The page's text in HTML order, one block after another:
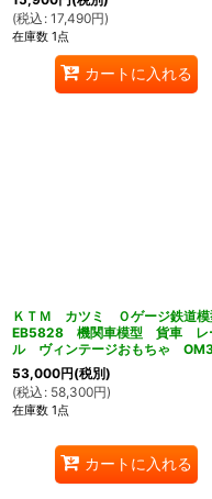
(税込 : 17,490円)
在庫数 1点
カートに入れる
ＫＴＭ カツミ Ｏゲージ鉄道
EB5828 機関車模型 貨車 レ
ル ヴィンテージおもちゃ
53,000円(税別)
(税込 : 58,300円)
在庫数 1点
カートに入れる